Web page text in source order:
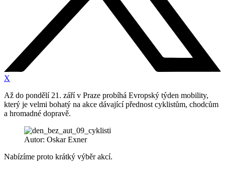
X
Až do pondělí 21. září v Praze probíhá Evropský týden mobility,
který je velmi bohatý na akce dávající přednost cyklistům, chodcům
a hromadné dopravě.
Autor: Oskar Exner
Nabízíme proto krátký výběr akcí.